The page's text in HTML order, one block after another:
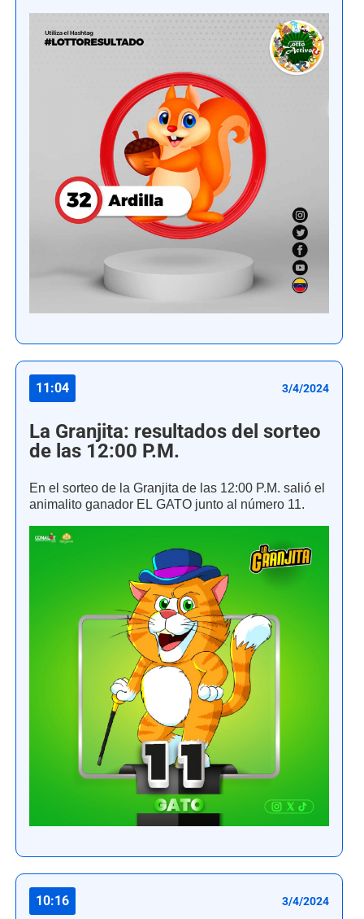
11:04 3/4/2024
La Granjita: resultados del sorteo
de las 12:00 P.M.
En el sorteo de la Granjita de las 12:00 P.M. salió el
animalito ganador EL GATO junto al número 11.
10:16 3/4/2024